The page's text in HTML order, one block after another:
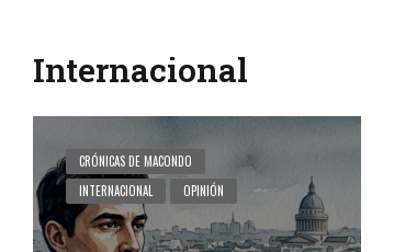
Internacional
CRÓNICAS DE MACONDO
INTERNACIONAL
OPINIÓN